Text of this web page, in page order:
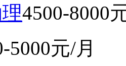
4500-8000
5000元/月